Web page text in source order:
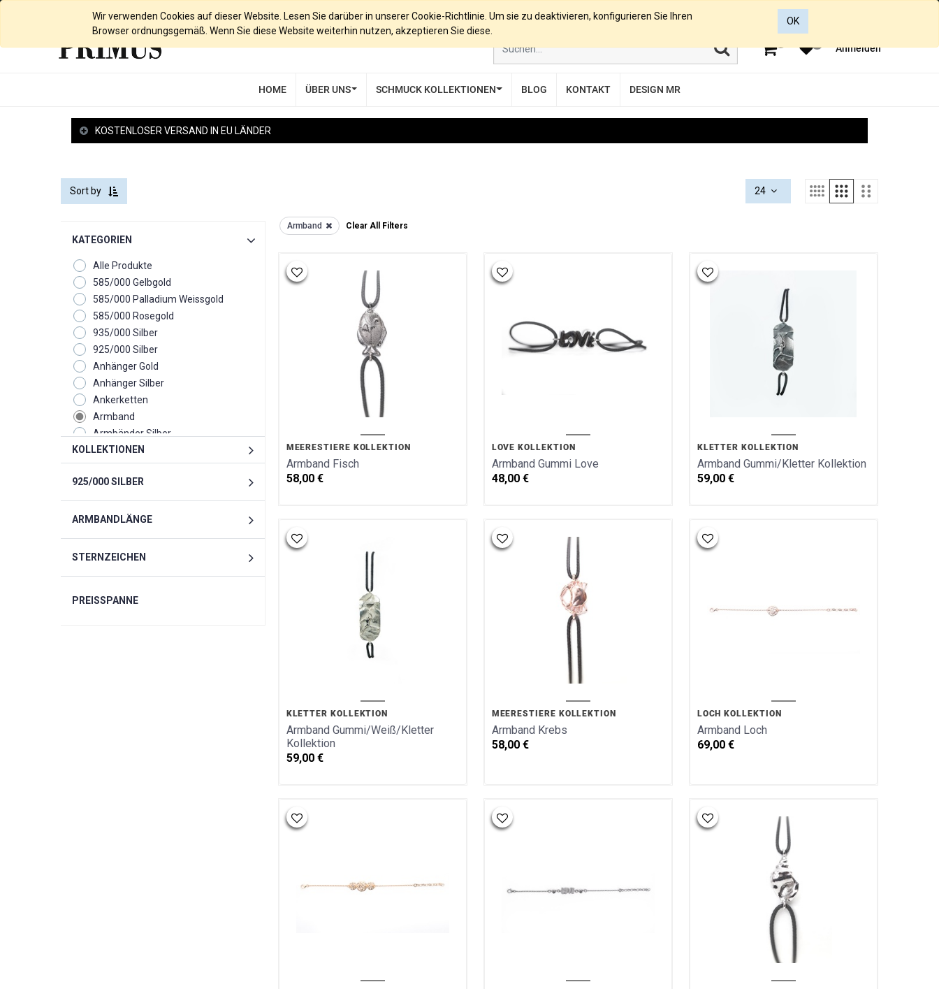
Anmelden
Wir verwenden Cookies auf dieser Website. Lesen Sie darüber in unserer Cookie-Richtlinie. Um sie zu deaktivieren, konfigurieren Sie Ihren
Browser ordnungsgemäß. Wenn Sie diese Website weiterhin nutzen, akzeptieren Sie diese.
OK
HOME ÜBER UNS SCHMUCK KOLLEKTIONEN BLOG KONTAKT DESIGN MR
KOSTENLOSER VERSAND IN EU LÄNDER
24
Sort by
KOLLEKTIONEN
925/000 SILBER
ARMBANDLÄNGE
STERNZEICHEN
PREISSPANNE
KATEGORIEN
Alle Produkte
585/000 Gelbgold
585/000 Palladium Weissgold
585/000 Rosegold
935/000 Silber
925/000 Silber
Anhänger Gold
Anhänger Silber
Ankerketten
Armband
Armbänder Silber
Armreif
Creolen
Eheringe
Fussketten
Glücksbox
Ketten
Ohrclipstecker
Armband Clear All Filters
MEERESTIERE KOLLEKTION
Armband Fisch
58,00€
LOVE KOLLEKTION
Armband Gummi Love
48,00€
KLETTER KOLLEKTION
Armband Gummi/Kletter Kollektion
59,00€
KLETTER KOLLEKTION
Armband Gummi/Weiß/Kletter
Kollektion
59,00€
MEERESTIERE KOLLEKTION
Armband Krebs
58,00€
LOCH KOLLEKTION
Armband Loch
69,00€